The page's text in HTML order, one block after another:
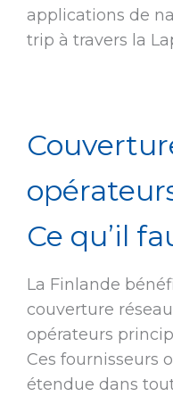
applications de
trip à travers la
Ce qu’il
La Finlande
couverture
opérateurs
Ces fournisseurs
étendue dans